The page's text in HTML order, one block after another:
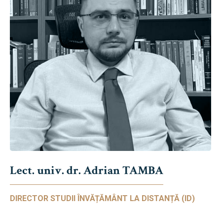
Lect. univ. dr. Adrian TAMBA
DIRECTOR STUDII ÎNVĂȚĂMÂNT LA DISTANȚĂ (ID)